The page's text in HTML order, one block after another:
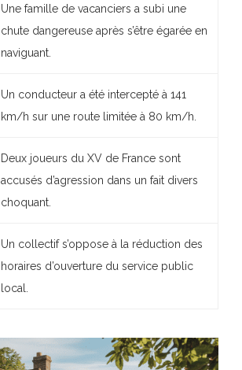
Une famille de vacanciers a subi une
chute dangereuse après s’être égarée en
naviguant.
Un conducteur a été intercepté à 141
km/h sur une route limitée à 80 km/h.
Deux joueurs du XV de France sont
accusés d’agression dans un fait divers
choquant.
Un collectif s’oppose à la réduction des
horaires d’ouverture du service public
local.